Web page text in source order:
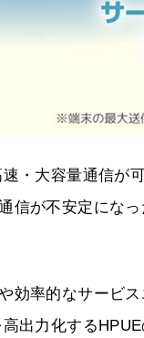
・大容量通信が
信が不安定にな
効率的なサービ
出力化する